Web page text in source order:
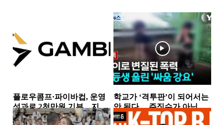
플로우콤프·파이바컵, 운영
성과로 2천만원 기부…지역
사회 상생 실천
뉴스
학교가 ‘격투판’이 되어서는
안 된다… 주짓수가 아닌 폭
력을 배우는 아이들
뉴스